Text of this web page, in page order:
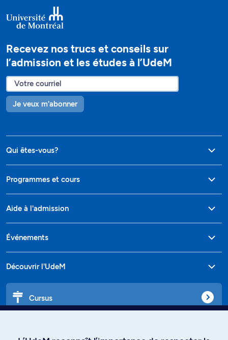
Recevez nos trucs et conseils sur
l’admission et les études à l’UdeM
Je veux m'abonner
Qui êtes-vous?
Programmes et cours
Aide à l'admission
Événements
Découvrir l'UdeM
Cursus